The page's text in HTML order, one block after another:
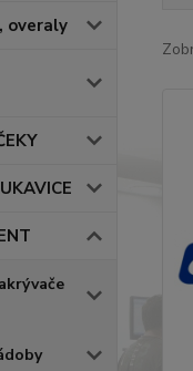
overaly